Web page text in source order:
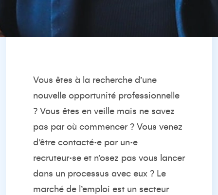
Vous êtes à la recherche d’une
nouvelle opportunité professionnelle
? Vous êtes en veille mais ne savez
pas par où commencer ? Vous venez
d’être contacté·e par un·e
recruteur·se et n’osez pas vous lancer
dans un processus avec eux ? Le
marché de l’emploi est un secteur